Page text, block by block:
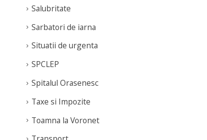
Salubritate
Sarbatori de iarna
Situatii de urgenta
SPCLEP
Spitalul Orasenesc
Taxe si Impozite
Toamna la Voronet